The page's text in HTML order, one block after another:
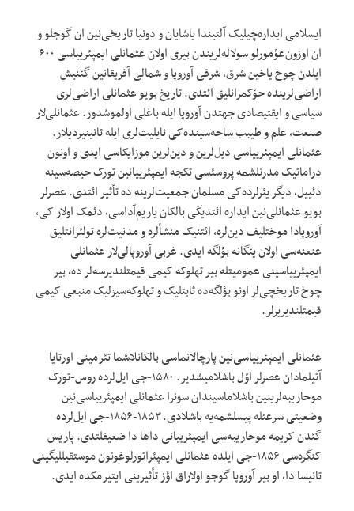
ایسلامی ایداره‌چیلیک آلتیندا یاشایان و دونیا تاریخی‌نین ان گوجلو و
ان اوزون‌عؤمورلو سولاله‌لریندن بیری اولان عثمانلی ایمپئرییاسی ۶۰۰
ایلدن چوخ یاخین شرق، شرقی آوروپا و شمالی آفریقانین گئنیش
اراضی‌لرینده حؤکمرانلیق ائتدی. تاریخ بویو عثمانلی اراضی‌لری
سیاسی و ایقتیصادی جهتدن آوروپا ایله باغلی اولموشدور. عثمانلی‌لار
صنعت، علم و طیبب ساحه‌سینده‌کی نایلیت‌لری ایله تانینیردیلار.
عثمانلی ایمپئرییاسی دیل‌لرین و دین‌لرین موزایکاسی ایدی و اونون
دراماتیک مدرنلشمه پروسئسی تکجه ایمپئرییانین تورک حیصه‌سینه
دئییل، دیگر یئرلرده‌کی مسلمان جمعیت‌لرینه ده تأثیر ائتدی. عصرلر
بویو عثمانلی‌نین ایداره ائتدیگی بالکان یاریم‌آداسی، دئمک اولار کی،
آوروپادا موختلیف دین‌لره، ائتنیک منشأ‌لره و مدنیت‌لره تولئرانتلیق
عنعنه‌سی اولان یئگانه بؤلگه ایدی. غربی آوروپالی‌لار عثمانلی
ایمپئرییاسینی عمومیتله بیر تهلوکه کیمی قیمتلندیرسه‌لر ده، بیر
چوخ تاریخچی‌لر اونو بؤلگه‌ده ثابتلیک و تهلوکه‌سیزلیک منبعی کیمی
قیمتلندیریرلر.
عثمانلی ایمپئرییاسی‌نین پارچالانماسی بالکانلاشما تئرمینی اورتایا
آتیلمادان عصرلر اوّل باشلامیشدیر. ۱۵۸۰-جی ایل‌لرده روس-تورک
موحاریبه‌لرینین باشلاماسیندان سونرا عثمانلی ایمپئرییاسی‌نین
وضعیتی سرعتله پیسلشمه‌یه باشلادی. ۱۸۵۳-۱۸۵۶-جی ایل‌لرده
گئدن کریمه موحاریبه‌سی ایمپئرییانی داها دا ضعیفلتدی. پاریس
کنگره‌‌سی ۱۸۵۶-جی ایلده عثمانلی ایمپئراتورلوغونون موستقیللیگینی
تانیسا دا، او بیر آوروپا گوجو اولاراق اؤز تأثیرینی ایتیرمکده ایدی.